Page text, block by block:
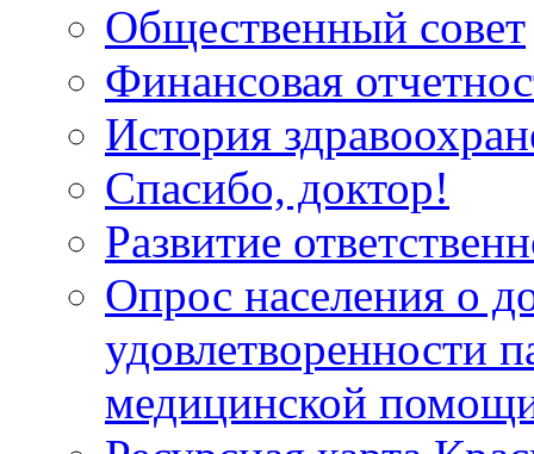
Общественный совет
Финансовая
История
Спасибо, доктор!
Развитие
Опрос населения о
удовлетворенности
медицинской